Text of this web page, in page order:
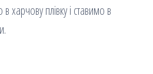
харчову плівку і ставимо в